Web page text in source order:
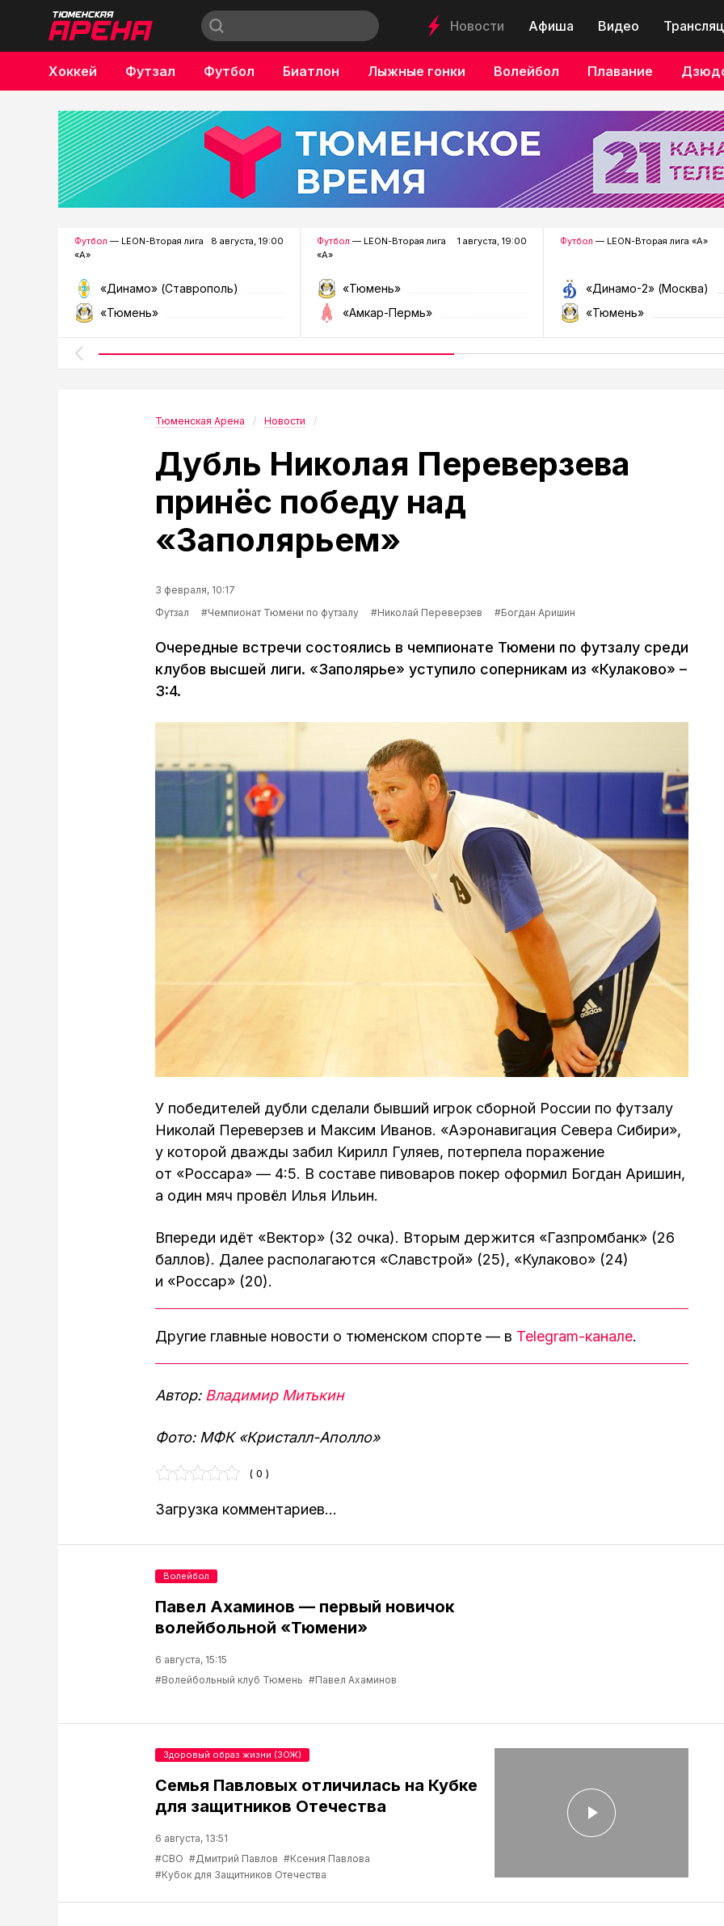
Новости Афиша Видео
Хоккей Футзал Футбол Биатлон Лыжные гонки Волейбол Плавание
Бокс
Футбол — LEON-Вторая лига
«А»
8 августа, 19:00
«Динамо» (Ставрополь)
«Тюмень»
Футбол — LEON-Вторая лига
«А»
1 августа, 19:00
«Тюмень»
«Амкар-Пермь»
Футбол — LEON-Вторая лига «А»
«Динамо-2» (Москва)
«Тюмень»
Тюменская Арена Новости
Дубль Николая Переверзева
принёс победу над
«Заполярьем»
3 февраля, 10:17
Футзал
#Чемпионат Тюмени по футзалу #Николай Переверзев #Богдан Аришин
Очередные встречи состоялись в чемпионате Тюмени по футзалу среди
клубов высшей лиги. «Заполярье» уступило соперникам из «Кулаково» –
3:4.
У победителей дубли сделали бывший игрок сборной России по футзалу
Николай Переверзев и Максим Иванов. «Аэронавигация Севера Сибири»,
у которой дважды забил Кирилл Гуляев, потерпела поражение
от «Россара» — 4:5. В составе пивоваров покер оформил Богдан Аришин,
а один мяч провёл Илья Ильин.
Впереди идёт «Вектор» (32 очка). Вторым держится «Газпромбанк» (26
баллов). Далее располагаются «Славстрой» (25), «Кулаково» (24)
и «Россар» (20).
Другие главные новости о тюменском спорте — в Telegram-канале.
Автор: Владимир Митькин
Фото: МФК «Кристалл-Аполло»
( 0 )
Загрузка комментариев...
Павел Ахаминов — первый новичок
волейбольной «Тюмени»
6 августа, 15:15
#Волейбольный клуб Тюмень #Павел Ахаминов
Волейбол
Семья Павловых отличилась на Кубке
для защитников Отечества
6 августа, 13:51
#СВО #Дмитрий Павлов #Ксения Павлова
#Кубок для Защитников Отечества
Здоровый образ жизни (ЗОЖ)